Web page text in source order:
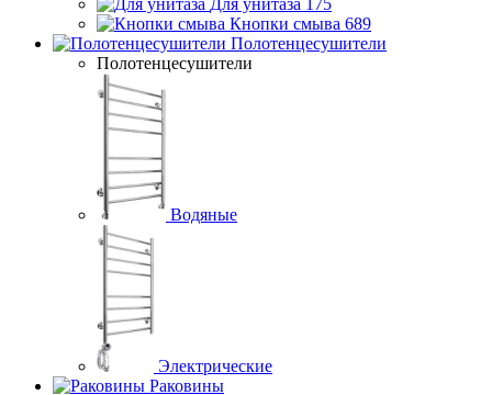
Для унитаза 175
Кнопки смыва 689
Полотенцесушители
Полотенцесушители
Водяные
Электрические
Раковины